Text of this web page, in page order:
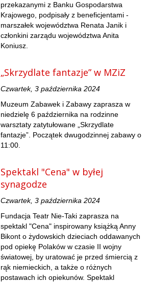
przekazanymi z Banku Gospodarstwa
Krajowego, podpisały z beneficjentami -
marszałek województwa Renata Janik i
członkini zarządu województwa Anita
Koniusz.
„Skrzydlate fantazje” w MZiZ
Czwartek, 3 października 2024
Muzeum Zabawek i Zabawy zaprasza w
niedzielę 6 października na rodzinne
warsztaty zatytułowane „Skrzydlate
fantazje”. Początek dwugodzinnej zabawy o
11:00.
Spektakl "Cena" w byłej
synagodze
Czwartek, 3 października 2024
Fundacja Teatr Nie-Taki zaprasza na
spektakl "Cena" inspirowany książką Anny
Bikont o żydowskich dzieciach oddawanych
pod opiekę Polaków w czasie II wojny
światowej, by uratować je przed śmiercią z
rąk niemieckich, a także o różnych
postawach ich opiekunów. Spektakl